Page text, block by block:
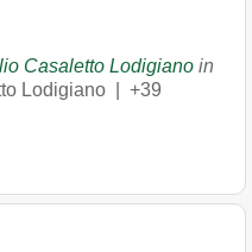
Casaletto Lodigiano in
Lodigiano
+39